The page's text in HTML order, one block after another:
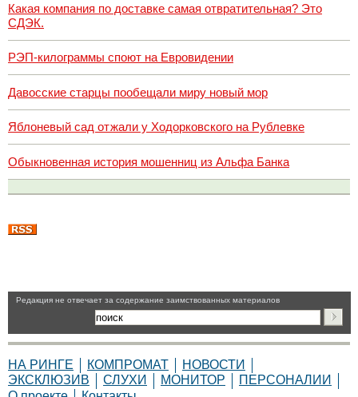
Какая компания по доставке самая отвратительная? Это
СДЭК.
РЭП-килограммы споют на Евровидении
Давосские старцы пообещали миру новый мор
Яблоневый сад отжали у Ходорковского на Рублевке
Обыкновенная история мошенниц из Альфа Банка
Pедакция не отвечает за содержание заимствованных материалов
НА РИНГЕ КОМПРОМАТ
НОВОСТИ
ЭКСКЛЮЗИВ
СЛУХИ МОНИТОР
ПЕРСОНАЛИИ